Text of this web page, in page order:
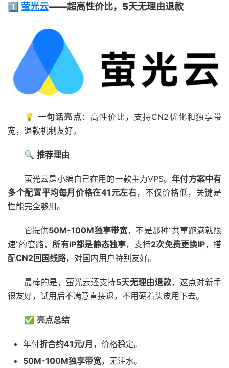
1️⃣ 萤光云——超高性价比，5天无理由退款
💡一句话亮点 ：高性价比，支持CN2优化和独享带
宽，退款机制友好。
🔍 推荐理由
萤光云是小编自己在用的一款主力VPS。年付方案中有
多个配置平均每月价格在41元左右，不仅价格低，关键是
性能完全够用。
它提供50M-100M独享带宽，不是那种“共享跑满就限
速”的套路， 所有IP都是静态独享，支持2次免费更换IP，搭
配CN2回国线路，对国内用户特别友好。
最棒的是，萤光云还支持5天无理由退款，这点对新手
很友好，试用后不满意直接退，不用硬着头皮用下去。
✅ 亮点总结
年付折合约41元/月 ，价格稳定。
50M-100M独享带宽，无注水。